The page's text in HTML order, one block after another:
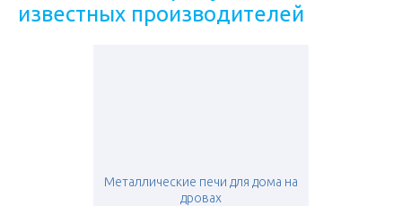
известных производителей
Металлические печи для дома на
дровах